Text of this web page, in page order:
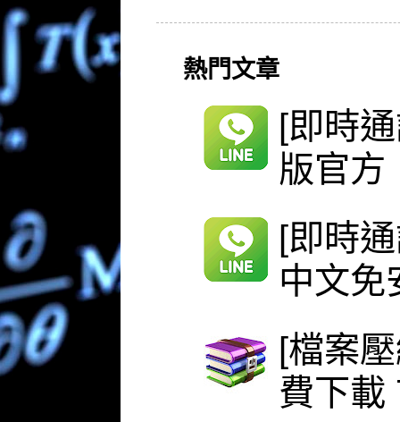
熱門文章
[即時
版官方
[即時
中文免
[檔案
費下載